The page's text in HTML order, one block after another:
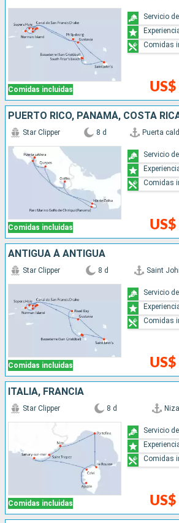
Comidas incluidas
Servicio
Comidas
PUERTO RICO, PANAMÁ, COSTA
Comidas incluidas
Star Clipper 8 d Puerta
Servicio
Comidas
ANTIGUA À ANTIGUA
Comidas incluidas
Star Clipper 8 d Saint
Servicio
Comidas
ITALIA, FRANCIA
Comidas incluidas
Star Clipper 8 d Niza
Servicio
Comidas